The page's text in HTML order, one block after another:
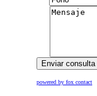
powered by fox contact